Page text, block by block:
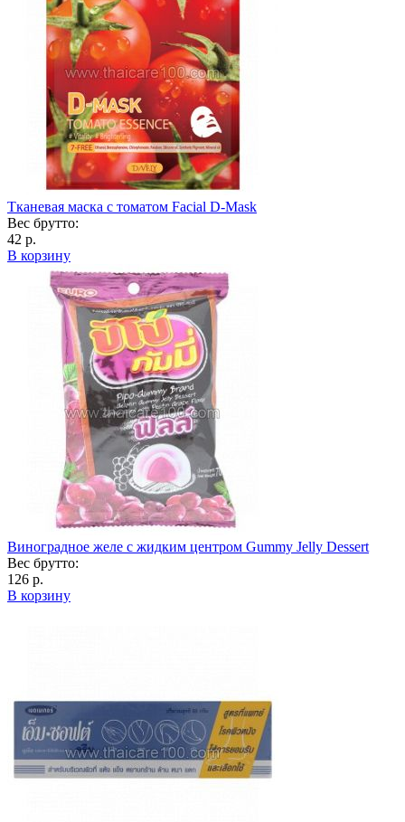
Тканевая маска с томатом Facial D-Mask
Вес брутто:
42 р.
В корзину
Виноградное желе с жидким центром Gummy Jelly Dessert
Вес брутто:
126 р.
В корзину